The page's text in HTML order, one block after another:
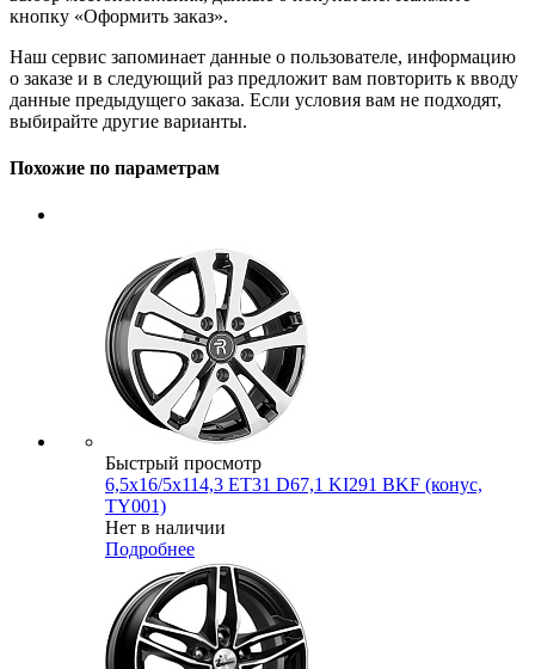
кнопку «Оформить заказ».
Наш сервис запоминает данные о пользователе, информацию
о заказе и в следующий раз предложит вам повторить к вводу
данные предыдущего заказа. Если условия вам не подходят,
выбирайте другие варианты.
Похожие по параметрам
Быстрый просмотр
6,5x16/5x114,3 ET31 D67,1 KI291 BKF (конус,
TY001)
Нет в наличии
Подробнее